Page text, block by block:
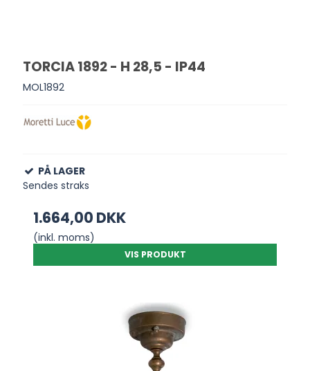
TORCIA 1892 - H 28,5 - IP44
MOL1892
PÅ LAGER
Sendes straks
1.664,00 DKK
(inkl. moms)
VIS PRODUKT